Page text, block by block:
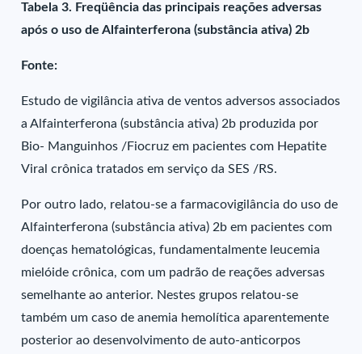
Tabela 3. Freqüência das principais reações adversas
após o uso de Alfainterferona (substância ativa) 2b
Fonte:
Estudo de vigilância ativa de ventos adversos associados
a Alfainterferona (substância ativa) 2b produzida por
Bio- Manguinhos /Fiocruz em pacientes com Hepatite
Viral crônica tratados em serviço da SES /RS.
Por outro lado, relatou-se a farmacovigilância do uso de
Alfainterferona (substância ativa) 2b em pacientes com
doenças hematológicas, fundamentalmente leucemia
mielóide crônica, com um padrão de reações adversas
semelhante ao anterior. Nestes grupos relatou-se
também um caso de anemia hemolítica aparentemente
posterior ao desenvolvimento de auto-anticorpos